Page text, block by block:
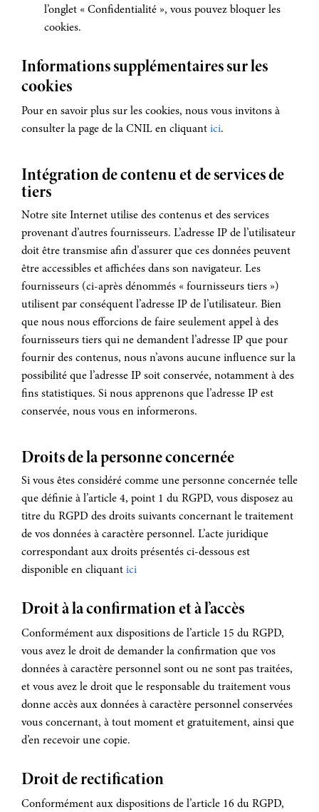
l’onglet « Confidentialité », vous pouvez bloquer les
cookies.
Informations supplémentaires sur les
cookies
Pour en savoir plus sur les cookies, nous vous invitons à
consulter la page de la CNIL en cliquantici.
Intégration de contenu et de services de
tiers
Notre site Internet utilise des contenus et des services
provenant d’autres fournisseurs. L’adresse IP de l’utilisateur
doit être transmise afin d’assurer que ces données peuvent
être accessibles et affichées dans son navigateur. Les
fournisseurs (ci-après dénommés « fournisseurs tiers »)
utilisent par conséquent l’adresse IP de l’utilisateur. Bien
que nous nous efforcions de faire seulement appel à des
fournisseurs tiers qui ne demandent l’adresse IP que pour
fournir des contenus, nous n’avons aucune influence sur la
possibilité que l’adresse IP soit conservée, notamment à des
fins statistiques. Si nous apprenons que l’adresse IP est
conservée, nous vous en informerons.
Droits de la personne concernée
Si vous êtes considéré comme une personne concernée telle
que définie à l’article 4, point 1 du RGPD, vous disposez au
titre du RGPD des droits suivants concernant le traitement
de vos données à caractère personnel. L’acte juridique
correspondant aux droits présentés ci-dessous est
disponible en cliquantici
Droit à la confirmation et à l’accès
Conformément aux dispositions de l’article 15 du RGPD,
vous avez le droit de demander la confirmation que vos
données à caractère personnel sont ou ne sont pas traitées,
et vous avez le droit que le responsable du traitement vous
donne accès aux données à caractère personnel conservées
vous concernant, à tout moment et gratuitement, ainsi que
d’en recevoir une copie.
Droit de rectification
Conformément aux dispositions de l’article 16 du RGPD,